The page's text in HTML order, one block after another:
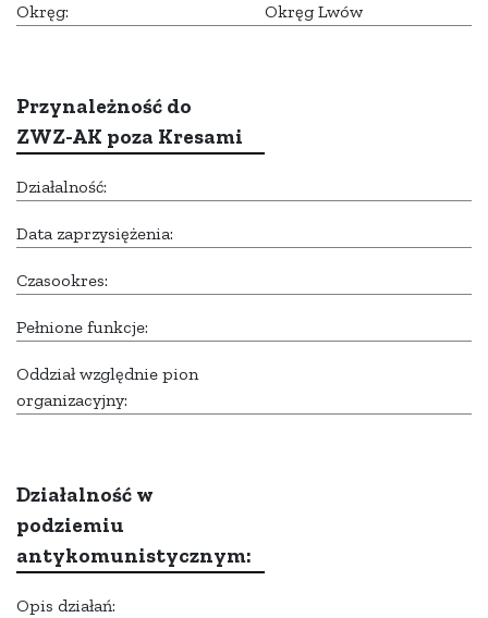
Okręg: Okręg Lwów
Przynależność do
ZWZ-AK poza Kresami
Działalność:
Data zaprzysiężenia:
Czasookres:
Pełnione funkcje:
Oddział względnie pion
organizacyjny:
Działalność w
podziemiu
antykomunistycznym:
Opis działań: